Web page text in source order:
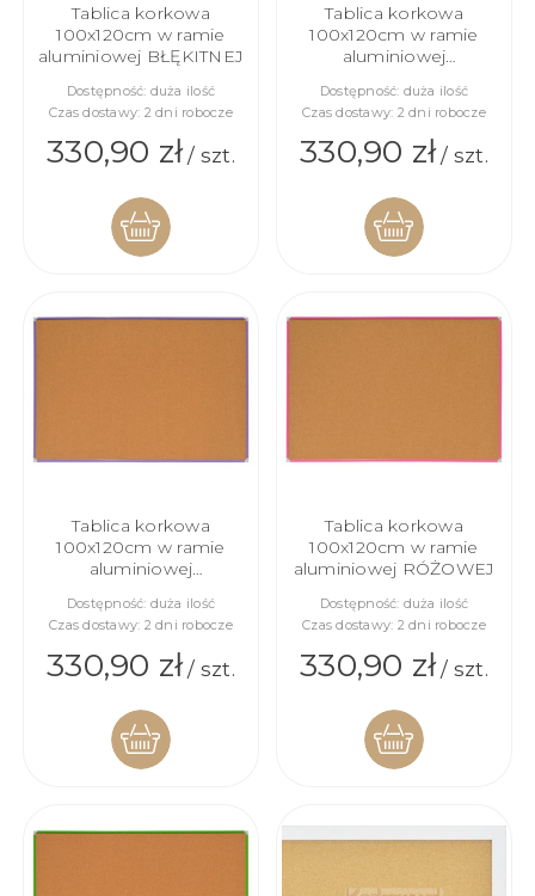
Tablica korkowa
100x120cm w ramie
aluminiowej BŁĘKITNEJ
Dostępność: duża ilość
Czas dostawy: 2 dni robocze
330,90 zł/ szt.
Tablica korkowa
100x120cm w ramie
aluminiowej
Dostępność: duża ilość
Czas dostawy: 2 dni robocze
330,90 zł/ szt.
Tablica korkowa
100x120cm w ramie
aluminiowej
Dostępność: duża ilość
Czas dostawy: 2 dni robocze
330,90 zł/ szt.
Tablica korkowa
100x120cm w ramie
aluminiowej RÓŻOWEJ
Dostępność: duża ilość
Czas dostawy: 2 dni robocze
330,90 zł/ szt.